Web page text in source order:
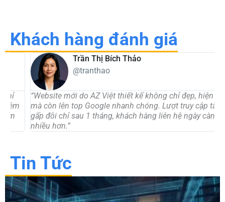
Khách hàng đánh giá
Trần Thị Bích Thảo
@tranthao
“Website mới do AZ Việt thiết kế không chỉ đẹp, hiện đại
mà còn lên top Google nhanh chóng. Lượt truy cập tăng
gấp đôi chỉ sau 1 tháng, khách hàng liên hệ ngày càng
Tin Tức